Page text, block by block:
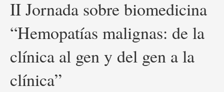
II Jornada sobre biomedicina
“Hemopatías malignas: de la
clínica al gen y del gen a la
clínica”